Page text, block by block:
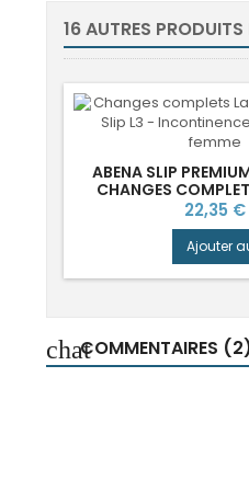
16 AUTRES
ABENA SLIP
CHANGES
Prix
22,35 €
Ajouter
chatCOMMENTAIRES